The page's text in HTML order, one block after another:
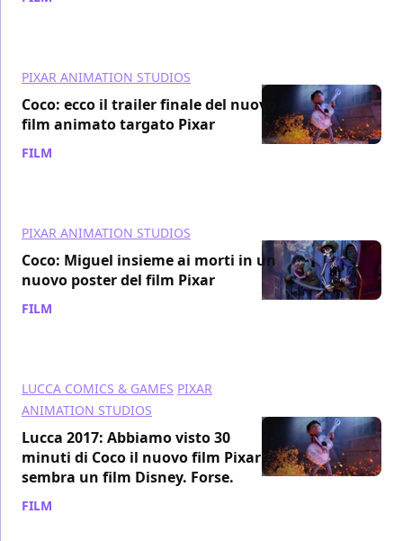
PIXAR ANIMATION STUDIOS
Coco: ecco il trailer finale del nuovo
film animato targato Pixar
FILM
PIXAR ANIMATION STUDIOS
Coco: Miguel insieme ai morti in un
nuovo poster del film Pixar
FILM
LUCCA COMICS & GAMES PIXAR
ANIMATION STUDIOS
Lucca 2017: Abbiamo visto 30
minuti di Coco il nuovo film Pixar e
sembra un film Disney. Forse.
FILM